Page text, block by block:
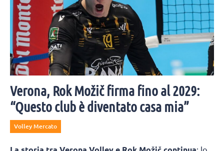
Verona, Rok Možič firma fino al 2029:
“Questo club è diventato casa mia”
Volley Mercato
: lo